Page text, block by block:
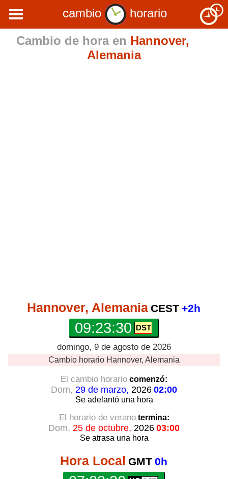
cambio
horario
Cambio de hora en Hannover,
Alemania
Hannover, Alemania CEST +2h
09:23:30
domingo, 9 de agosto de 2026
Cambio horario Hannover, Alemania
El cambio horario comenzó:
Dom, 29 de marzo, 2026 02:00
Se adelantó una hora
El horario de veranotermina:
Dom, 25 de octubre, 2026 03:00
Se atrasa una hora
Hora Local GMT 0h